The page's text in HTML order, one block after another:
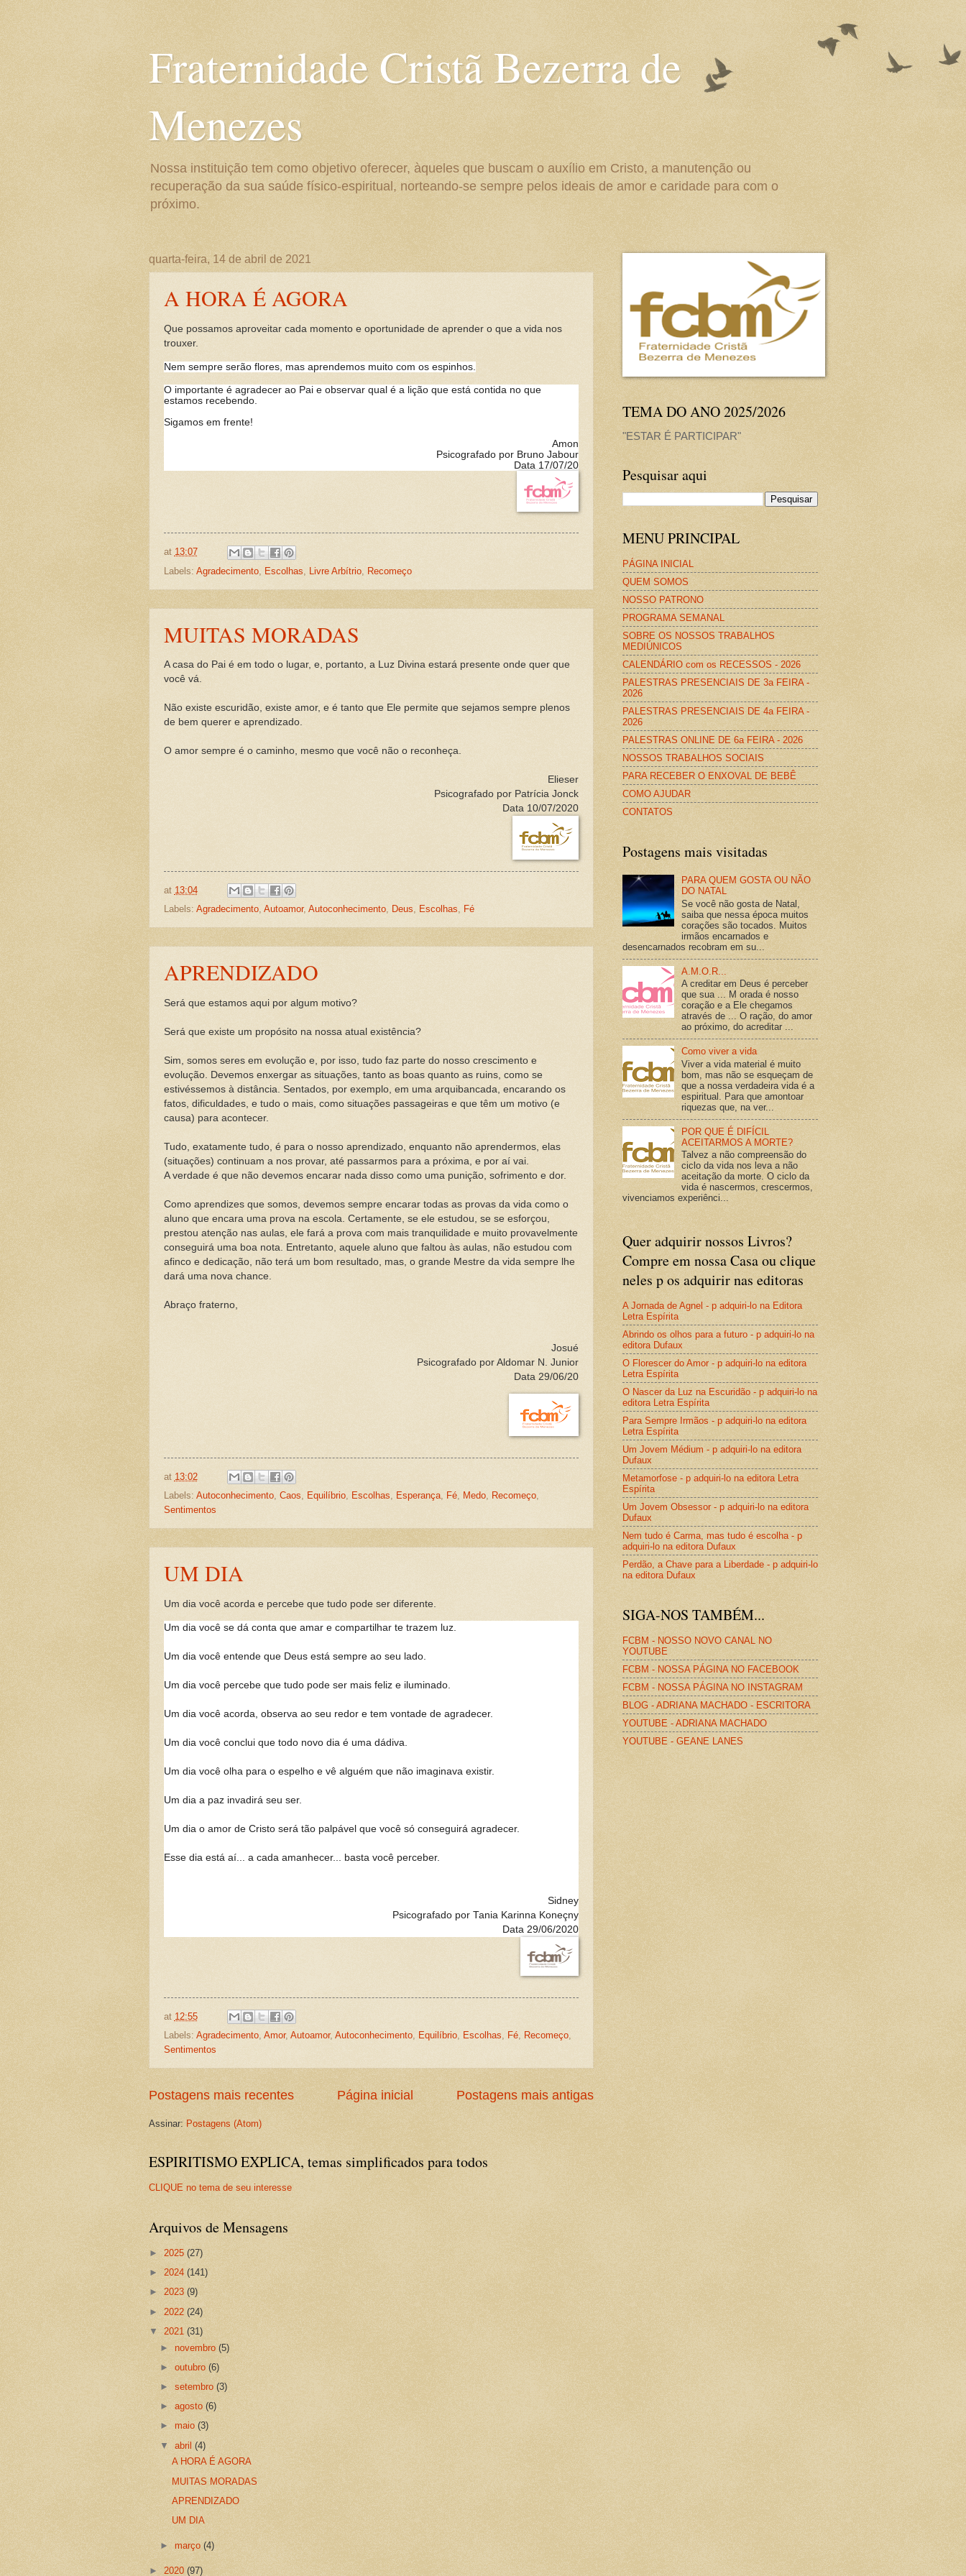
Fraternidade Cristã Bezerra de
Menezes
Nossa instituição tem como objetivo oferecer, àqueles que buscam o auxílio em Cristo, a manutenção ou
recuperação da sua saúde físico-espiritual, norteando-se sempre pelos ideais de amor e caridade para com o
próximo.
quarta-feira, 14 de abril de 2021
A HORA É AGORA
Que possamos aproveitar cada momento e oportunidade de aprender o que a vida nos
trouxer.
Nem sempre serão flores, mas aprendemos muito com os espinhos.
O importante é agradecer ao Pai e observar qual é a lição que está contida no que
estamos recebendo.
Sigamos em frente!
Amon
Psicografado por Bruno Jabour
Data 17/07/20
at 13:07
Labels: Agradecimento, Escolhas Livre Arbítrio, Recomeço
MUITAS MORADAS
A casa do Pai é em todo o lugar, e, portanto, a Luz Divina estará presente onde quer que
você vá.
Não existe escuridão, existe amor, e é tanto que Ele permite que sejamos sempre plenos
de bem querer e aprendizado.
O amor sempre é o caminho, mesmo que você não o reconheça.
Elieser
Psicografado por Patrícia Jonck
Data 10/07/2020
at 13:04
Labels: Agradecimento, Autoamor, Autoconhecimento, Deus, Escolhas, Fé
APRENDIZADO
Será que estamos aqui por algum motivo?
Será que existe um propósito na nossa atual existência?
Sim, somos seres em evolução e, por isso, tudo faz parte do nosso crescimento e
evolução. Devemos enxergar as situações, tanto as boas quanto as ruins, como se
estivéssemos à distância. Sentados, por exemplo, em uma arquibancada, encarando os
fatos, dificuldades, e tudo o mais, como situações passageiras e que têm um motivo (e
causa) para acontecer.
Tudo, exatamente tudo, é para o nosso aprendizado, enquanto não aprendermos, elas
(situações) continuam a nos provar, até passarmos para a próxima, e por aí vai.
A verdade é que não devemos encarar nada disso como uma punição, sofrimento e dor.
Como aprendizes que somos, devemos sempre encarar todas as provas da vida como o
aluno que encara uma prova na escola. Certamente, se ele estudou, se se esforçou,
prestou atenção nas aulas, ele fará a prova com mais tranquilidade e muito provavelmente
conseguirá uma boa nota. Entretanto, aquele aluno que faltou às aulas, não estudou com
afinco e dedicação, não terá um bom resultado, mas, o grande Mestre da vida sempre lhe
dará uma nova chance.
Abraço fraterno,
Josué
Psicografado por Aldomar N. Junior
Data 29/06/20
at 13:02
Labels: Autoconhecimento, Caos, Equilíbrio, Escolhas, Esperança, Fé, Medo, Recomeço,
Sentimentos
UM DIA
Um dia você acorda e percebe que tudo pode ser diferente.
Um dia você se dá conta que amar e compartilhar te trazem luz.
Um dia você entende que Deus está sempre ao seu lado.
Um dia você percebe que tudo pode ser mais feliz e iluminado.
Um dia você acorda, observa ao seu redor e tem vontade de agradecer.
Um dia você conclui que todo novo dia é uma dádiva.
Um dia você olha para o espelho e vê alguém que não imaginava existir.
Um dia a paz invadirá seu ser.
Um dia o amor de Cristo será tão palpável que você só conseguirá agradecer.
Esse dia está aí... a cada amanhecer... basta você perceber.
Sidney
Psicografado por Tania Karinna Koneçny
Data 29/06/2020
at 12:55
Labels: Agradecimento, Amor, Autoamor, Autoconhecimento, Equilíbrio, Escolhas, Fé, Recomeço,
Sentimentos
Postagens mais recentes Postagens mais antigas
Página inicial
Assinar: Postagens (Atom)
ESPIRITISMO EXPLICA, temas simplificados para todos
CLIQUE no tema de seu interesse
Arquivos de Mensagens
► 2025 (27)
► 2024 (141)
► 2023 (9)
► 2022 (24)
▼ 2021 (31)
► novembro (5)
► outubro (6)
► setembro (3)
► agosto (6)
► maio (3)
▼ abril (4)
A HORA É AGORA
MUITAS MORADAS
APRENDIZADO
UM DIA
► março (4)
► 2020 (97)
TEMA DO ANO 2025/2026
"ESTAR É PARTICIPAR"
Pesquisar aqui
MENU PRINCIPAL
PÁGINA INICIAL
QUEM SOMOS
NOSSO PATRONO
PROGRAMA SEMANAL
SOBRE OS NOSSOS TRABALHOS
MEDIÚNICOS
CALENDÁRIO com os RECESSOS - 2026
PALESTRAS PRESENCIAIS DE 3a FEIRA -
2026
PALESTRAS PRESENCIAIS DE 4a FEIRA -
2026
PALESTRAS ONLINE DE 6a FEIRA - 2026
NOSSOS TRABALHOS SOCIAIS
PARA RECEBER O ENXOVAL DE BEBÊ
COMO AJUDAR
CONTATOS
Postagens mais visitadas
PARA QUEM GOSTA OU NÃO
DO NATAL
Se você não gosta de Natal,
saiba que nessa época muitos
corações são tocados. Muitos
irmãos encarnados e
desencarnados recobram em su...
A.M.O.R...
A creditar em Deus é perceber
que sua ... M orada é nosso
coração e a Ele chegamos
através de ... O ração, do amor
ao próximo, do acreditar ...
Como viver a vida
Viver a vida material é muito
bom, mas não se esqueçam de
que a nossa verdadeira vida é a
espiritual. Para que amontoar
riquezas que, na ver...
POR QUE É DIFÍCIL
ACEITARMOS A MORTE?
Talvez a não compreensão do
ciclo da vida nos leva a não
aceitação da morte. O ciclo da
vida é nascermos, crescermos,
vivenciamos experiênci...
Quer adquirir nossos Livros?
Compre em nossa Casa ou clique
neles p os adquirir nas editoras
A Jornada de Agnel - p adquiri-lo na Editora
Letra Espírita
Abrindo os olhos para a futuro - p adquiri-lo na
editora Dufaux
O Florescer do Amor - p adquiri-lo na editora
Letra Espírita
O Nascer da Luz na Escuridão - p adquiri-lo na
editora Letra Espírita
Para Sempre Irmãos - p adquiri-lo na editora
Letra Espírita
Um Jovem Médium - p adquiri-lo na editora
Dufaux
Metamorfose - p adquiri-lo na editora Letra
Espírita
Um Jovem Obsessor - p adquiri-lo na editora
Dufaux
Nem tudo é Carma, mas tudo é escolha - p
adquiri-lo na editora Dufaux
Perdão, a Chave para a Liberdade - p adquiri-lo
na editora Dufaux
SIGA-NOS TAMBÉM...
FCBM - NOSSO NOVO CANAL NO
YOUTUBE
FCBM - NOSSA PÁGINA NO FACEBOOK
FCBM - NOSSA PÁGINA NO INSTAGRAM
BLOG - ADRIANA MACHADO - ESCRITORA
YOUTUBE - ADRIANA MACHADO
YOUTUBE - GEANE LANES